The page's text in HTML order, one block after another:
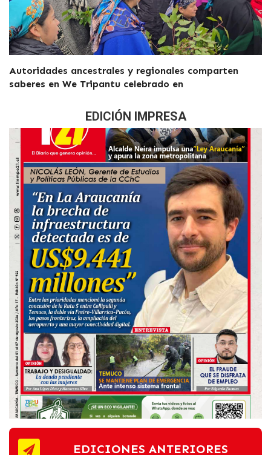
Autoridades ancestrales y regionales comparten
saberes en We Tripantu celebrado en
EDICIÓN IMPRESA
EDICIONES ANTERIORES